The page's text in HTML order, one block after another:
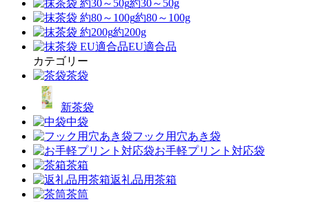
約30～50g
約80～100g
約200g
EU適合品
カテゴリー
茶袋
新茶袋
中袋
フック用穴あき袋
お手軽プリント対応袋
茶箱
返礼品用茶箱
茶筒